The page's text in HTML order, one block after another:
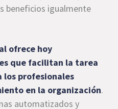
beneficios igualmente
ofrece hoy
que facilitan la tarea
los profesionales
en la organización.
automatizados y